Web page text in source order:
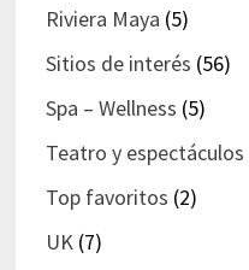
Riviera Maya (5)
Sitios de interés (56)
Spa – Wellness (5)
Teatro y espectáculos
Top favoritos (2)
UK(7)